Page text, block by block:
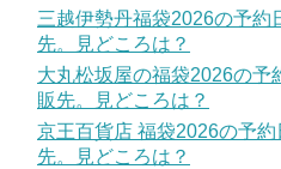
三越伊勢丹福袋2026の予約
先。見どころは？
大丸松坂屋の福袋2026の予
販先。見どころは？
京王百貨店 福袋2026の予
先。見どころは？